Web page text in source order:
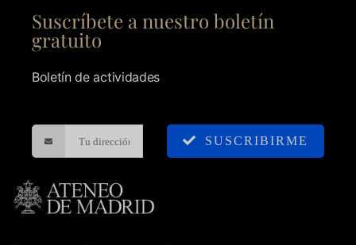
Suscríbete a nuestro boletín
gratuito
Boletín de actividades
SUSCRIBIRME